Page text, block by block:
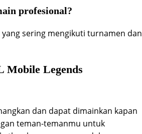
profesional?
sering mengikuti turnamen dan
Mobile Legends
dan dapat dimainkan kapan
teman-temanmu untuk